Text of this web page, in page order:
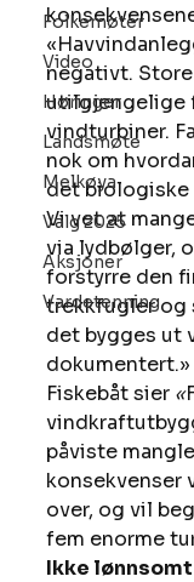
Folkemøter
Video
Høringer
Landsmøte
Melkøya
Valg 2025
Aksjoner
Vardetenning
negativt.
utilgjengelige
vindturbiner.
nok om
det biologiske
Vi vet at
via lydbølger,
forstyrre den
trekkfugler og
det bygges ut
Fiskebåt sier «
påviste
konsekvenser
over, og vil
fem enorme
Ikke lønnsomt